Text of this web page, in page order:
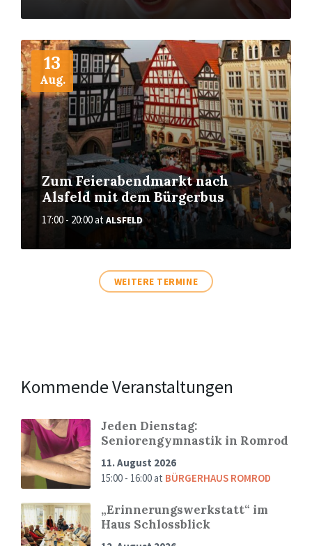
13
Aug.
Zum Feierabendmarkt nach
Alsfeld mit dem Bürgerbus
17:00 - 20:00at ALSFELD
More
WEITERE TERMINE
Kommende Veranstaltungen
Jeden Dienstag:
Seniorengymnastik in Romrod
11. August 2026
15:00 - 16:00at BÜRGERHAUS ROMROD
„Erinnerungswerkstatt“ im
Haus Schlossblick